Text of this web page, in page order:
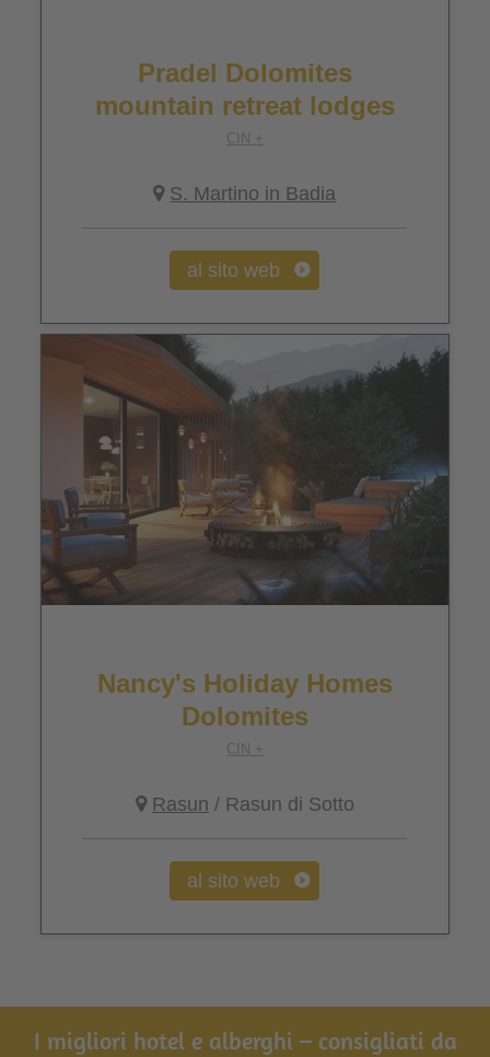
Pradel Dolomites
mountain retreat lodges
CIN +
S. Martino in Badia
al sito web
Nancy's Holiday Homes
Dolomites
CIN +
Rasun / Rasun di Sotto
al sito web
I migliori hotel e alberghi – consigliati da